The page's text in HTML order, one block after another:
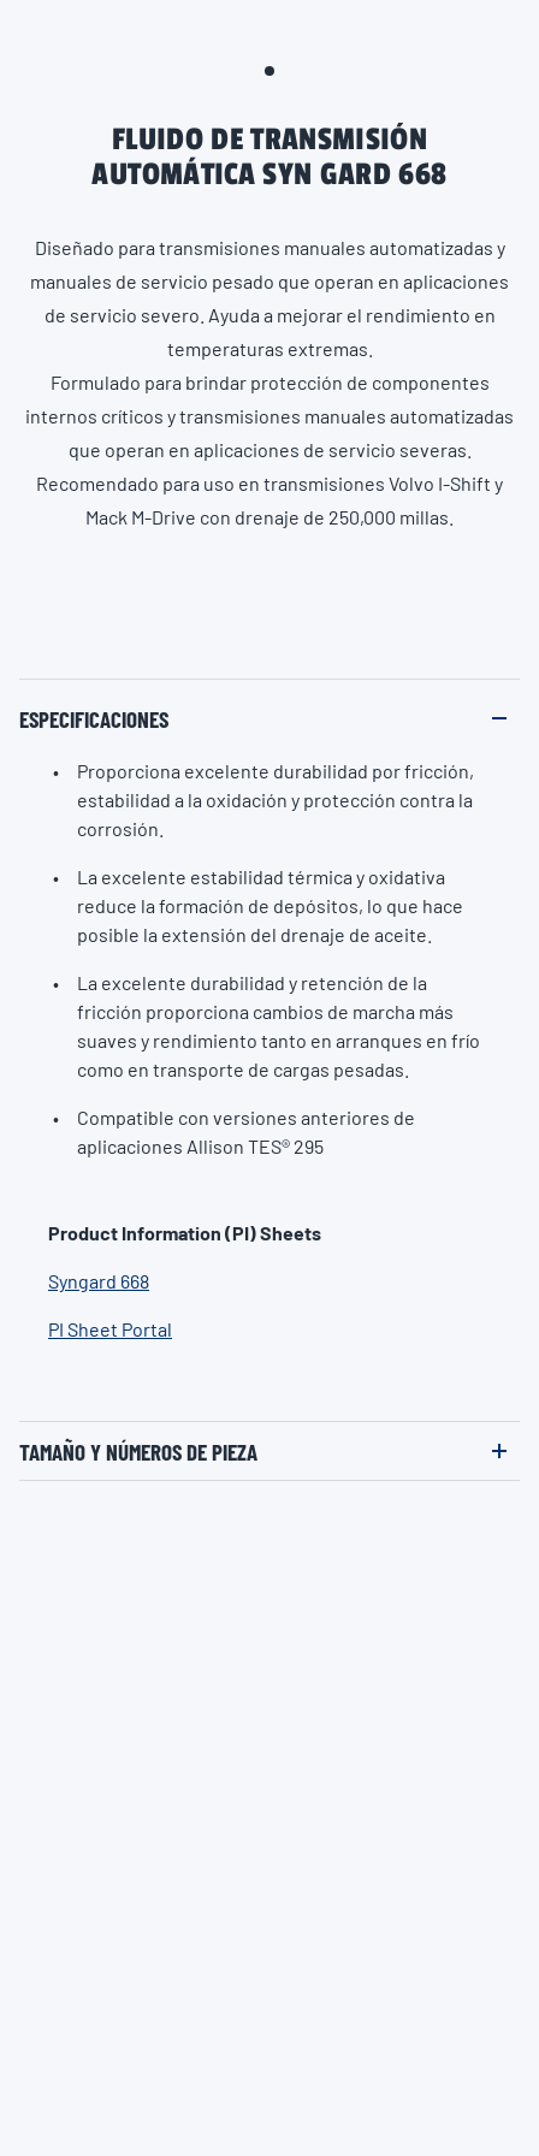
FLUIDO DE TRANSMISIÓN
AUTOMÁTICA SYN GARD 668
Diseñado para transmisiones manuales automatizadas y
manuales de servicio pesado que operan en aplicaciones
de servicio severo. Ayuda a mejorar el rendimiento en
temperaturas extremas.
Formulado para brindar protección de componentes
internos críticos y transmisiones manuales automatizadas
que operan en aplicaciones de servicio severas.
Recomendado para uso en transmisiones Volvo I-Shift y
Mack M-Drive con drenaje de 250,000 millas.
ESPECIFICACIONES
Proporciona excelente durabilidad por fricción,
estabilidad a la oxidación y protección contra la
corrosión.
La excelente estabilidad térmica y oxidativa
reduce la formación de depósitos, lo que hace
posible la extensión del drenaje de aceite.
La excelente durabilidad y retención de la
fricción proporciona cambios de marcha más
suaves y rendimiento tanto en arranques en frío
como en transporte de cargas pesadas.
Compatible con versiones anteriores de
aplicaciones Allison TES® 295
Product Information (PI) Sheets
Syngard 668
PI Sheet Portal
TAMAÑO Y NÚMEROS DE PIEZA